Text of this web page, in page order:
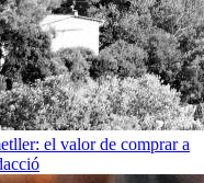
el valor de comprar a